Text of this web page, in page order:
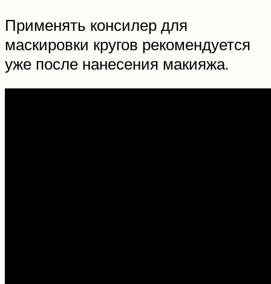
Применять консилер для
маскировки кругов рекомендуется
уже после нанесения макияжа.